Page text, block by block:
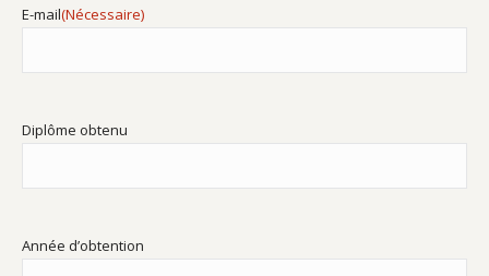
E-mail(Nécessaire)
Diplôme obtenu
Année d’obtention